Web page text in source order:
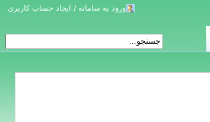
ورود به سامانه / ایجاد حساب کاربری